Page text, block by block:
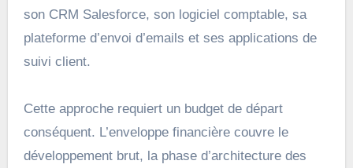
son CRM Salesforce, son logiciel comptable, sa
plateforme d’envoi d’emails et ses applications de
suivi client.
Cette approche requiert un budget de départ
conséquent. L’enveloppe financière couvre le
développement brut, la phase d’architecture des